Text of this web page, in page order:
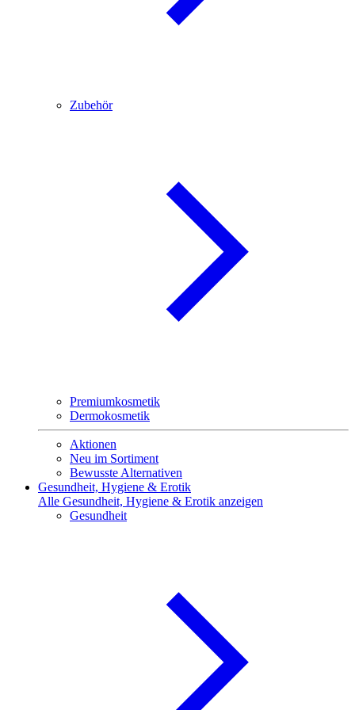
Zubehör
Premiumkosmetik
Dermokosmetik
Aktionen
Neu im Sortiment
Bewusste Alternativen
Gesundheit, Hygiene & Erotik
Alle Gesundheit, Hygiene & Erotik anzeigen
Gesundheit